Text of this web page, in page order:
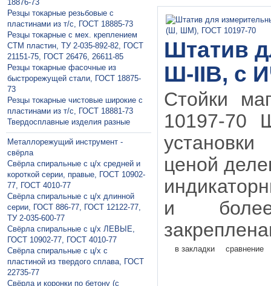
18876-73
Резцы токарные резьбовые с
пластинами из т/с, ГОСТ 18885-73
Резцы токарные с мех. креплением
СТМ пластин, ТУ 2-035-892-82, ГОСТ
21151-75, ГОСТ 26476, 26611-85
Резцы токарные фасочные из
быстрорежущей стали, ГОСТ 18875-
73
Резцы токарные чистовые широкие с
пластинами из т/с, ГОСТ 18881-73
Твердосплавные изделия разные
Металлорежущий инструмент -
свёрла
Свёрла спиральные с ц/х средней и
короткой серии, правые, ГОСТ 10902-
77, ГОСТ 4010-77
Свёрла спиральные с ц/х длинной
серии, ГОСТ 886-77, ГОСТ 12122-77,
ТУ 2-035-600-77
Свёрла спиральные с ц/х ЛЕВЫЕ,
ГОСТ 10902-77, ГОСТ 4010-77
Свёрла спиральные с ц/х с
пластиной из твердого сплава, ГОСТ
22735-77
Свёрла и коронки по бетону (с
Штатив
Ш-IIВ, с
Стойки
10197-70
ценой
и
в закладки сравнение